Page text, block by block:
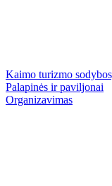
Kaimo turizmo
Palapinės ir paviljonai
Organizavimas